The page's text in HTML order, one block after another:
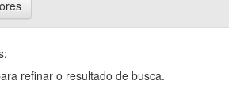
refinar o resultado de busca.